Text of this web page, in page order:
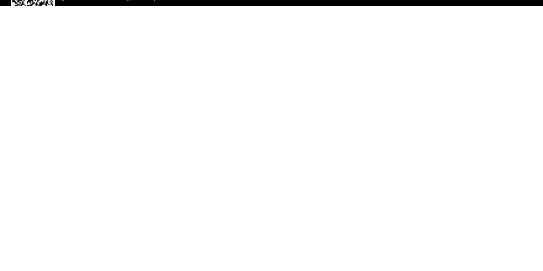
descargar la aplicación!